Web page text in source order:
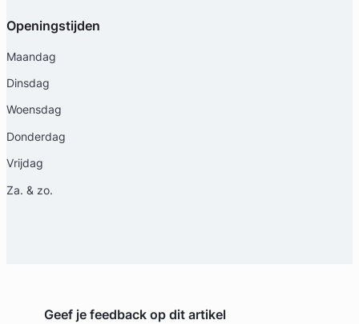
Openingstijden
Maandag
Dinsdag
Woensdag
Donderdag
Vrijdag
Za. & zo.
Geef je feedback op dit artikel